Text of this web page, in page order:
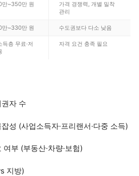
만~350만 원
가격 경쟁력, 개별 밀착
관리
만~330만 원 수도권보다 다소 낮음
득층 무료·저
자격 요건 충족 필요
자 수
성 (사업소득자·프리랜서·다중 소득)
부 (부동산·차량·보험)
지방)